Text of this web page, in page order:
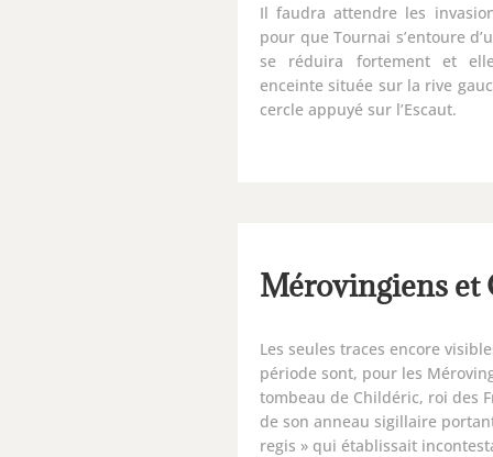
Il faudra attendre les
pour que Tournai s’entoure
se réduira fortement et
enceinte située sur la rive
cercle appuyé sur l’Escaut.
Mérovingiens et
Les seules traces encore
période sont, pour les
tombeau de Childéric, roi des
de son anneau sigillaire
regis » qui établissait